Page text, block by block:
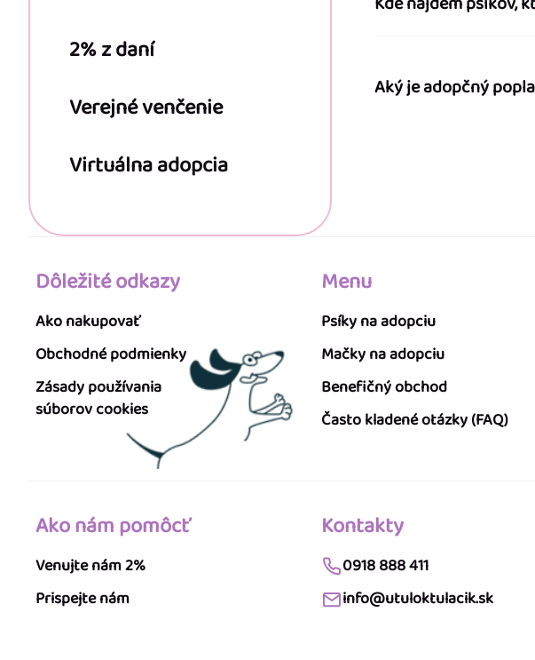
2% z daní
Verejné venčenie
Virtuálna adopcia
Aký je adopčný
Dôležité odkazy
Ako nakupovať
Obchodné podmienky
Zásady používania
súborov cookies
Menu
Psíky na adopciu
Mačky na adopciu
Benefičný obchod
Často kladené otázky (FAQ)
Ako nám pomôcť
Venujte nám 2%
Prispejte nám
Kontakty
0918 888 411
info@utuloktulacik.sk